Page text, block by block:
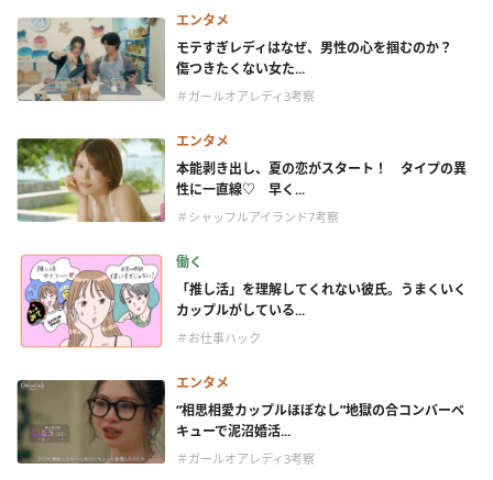
エンタメ
モテすぎレディはなぜ、男性の心を掴むのか？
傷つきたくない女た...
＃ガールオアレディ3考察
エンタメ
本能剥き出し、夏の恋がスタート！ タイプの異
性に一直線♡ 早く...
＃シャッフルアイランド7考察
働く
「推し活」を理解してくれない彼氏。うまくいく
カップルがしている...
＃お仕事ハック
エンタメ
“相思相愛カップルほぼなし”地獄の合コンバーベ
キューで泥沼婚活...
＃ガールオアレディ3考察